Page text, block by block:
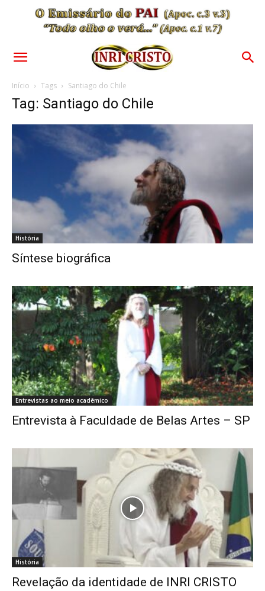
Início Tags Santiago do Chile
Tag: Santiago do Chile
História
Síntese biográfica
Entrevistas ao meio acadêmico
Entrevista à Faculdade de Belas Artes – SP
História
Revelação da identidade de INRI CRISTO